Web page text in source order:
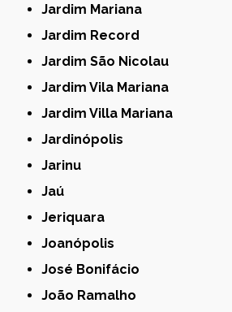
Jardim Mariana
Jardim Record
Jardim São Nicolau
Jardim Vila Mariana
Jardim Villa Mariana
Jardinópolis
Jarinu
Jaú
Jeriquara
Joanópolis
José Bonifácio
João Ramalho